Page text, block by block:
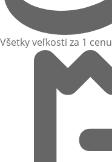
Všetky veľkosti za 1 cenu